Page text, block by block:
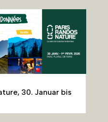
30. Januar bis